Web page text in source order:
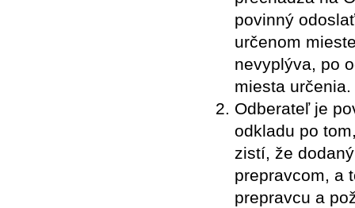
povinný
určenom
nevyplýva, po
miesta určenia.
Odberateľ je
odkladu po
zistí, že
prepravcom, a
prepravcu a